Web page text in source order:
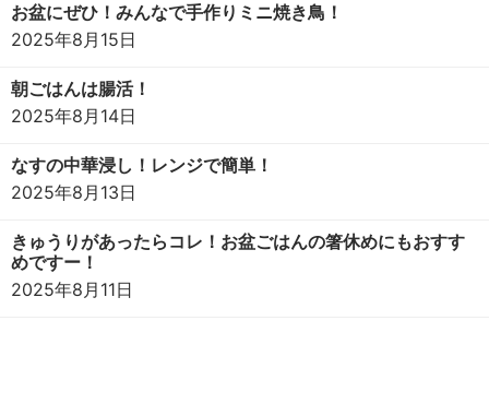
お盆にぜひ！みんなで手作りミニ焼き鳥！
2025年8月15日
朝ごはんは腸活！
2025年8月14日
なすの中華浸し！レンジで簡単！
2025年8月13日
きゅうりがあったらコレ！お盆ごはんの箸休めにもおすす
めですー！
2025年8月11日